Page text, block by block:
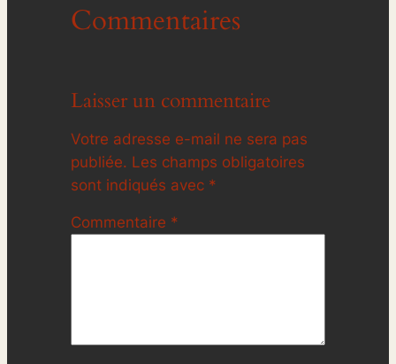
Commentaires
Laisser un commentaire
Votre adresse e-mail ne sera pas
publiée. Les champs obligatoires
sont indiqués avec *
Commentaire *